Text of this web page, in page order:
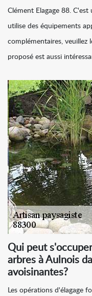
Clément Elagage 88.
utilise des équipements
complémentaires, veuillez
proposé est aussi
Qui peut
arbres à Aulnois
avoisinantes?
Les opérations d'élagage